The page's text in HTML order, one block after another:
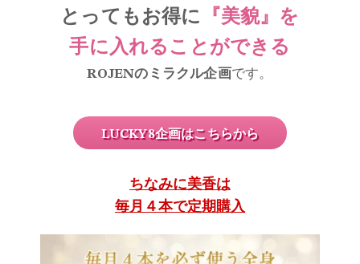
とってもお得に
『美貌』を
手に入れることができる
ROJENのミラクル企画です。
LUCKY8企画はこちらから
ちなみに美香は
毎月４本で定期購入